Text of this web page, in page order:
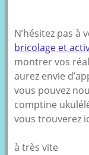
N’hésitez pas
bricolage et
montrer vos
aurez envie
vous pouvez
comptine
vous trouverez
à très vite